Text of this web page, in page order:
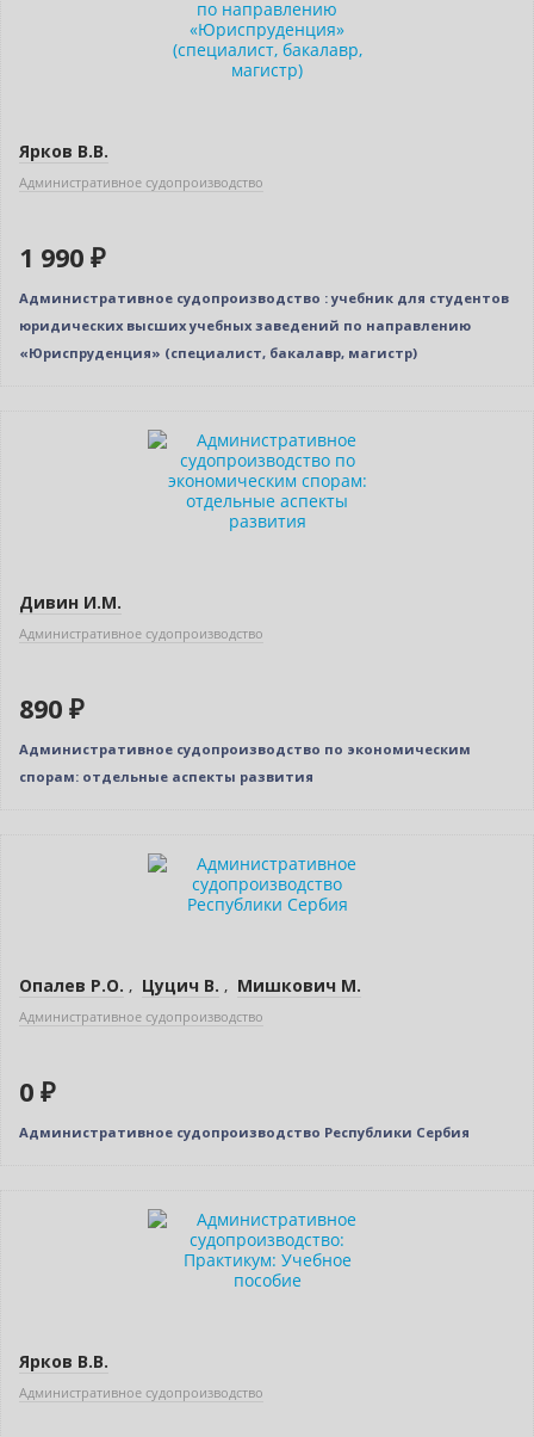
Ярков В.В.
Административное судопроизводство
1 990 ₽
Административное судопроизводство : учебник для студентов
юридических высших учебных заведений по направлению
«Юриспруденция» (специалист, бакалавр, магистр)
Дивин И.М.
Административное судопроизводство
890 ₽
Административное судопроизводство по экономическим
спорам: отдельные аспекты развития
Опалев Р.О. , Цуцич В. , Мишкович М.
Административное судопроизводство
0 ₽
Административное судопроизводство Республики Сербия
Ярков В.В.
Административное судопроизводство